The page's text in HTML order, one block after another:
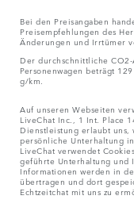
Bei den Preisangaben
Preisempfehlungen des
Änderungen und Irrtümer
Der durchschnittliche
Personenwagen beträgt
g/km.
Auf unseren Webseiten
LiveChat Inc., 1 Int. Place
Dienstleistung erlaubt uns,
persönliche Unterhaltung
LiveChat verwendet
geführte Unterhaltung und
Informationen werden in
übertragen und dort
Echtzeitchat mit uns zu